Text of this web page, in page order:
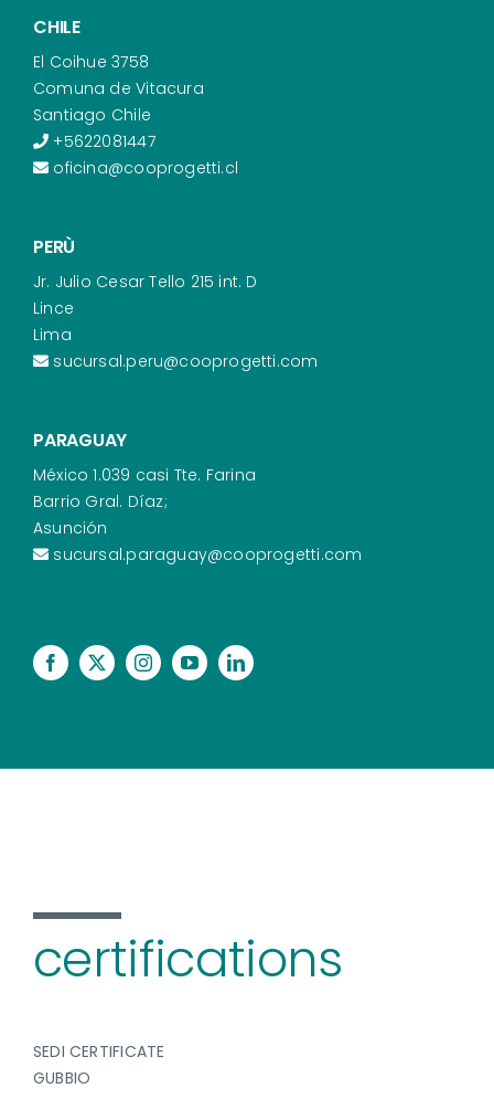
CHILE
El Coihue 3758
Comuna de Vitacura
Santiago Chile
+5622081447
oficina@cooprogetti.cl
PERÙ
Jr. Julio Cesar Tello 215 int. D
Lince
Lima
sucursal.peru@cooprogetti.com
PARAGUAY
México 1.039 casi Tte. Farina
Barrio Gral. Díaz;
Asunción
sucursal.paraguay@cooprogetti.com
certifications
SEDI CERTIFICATE
GUBBIO